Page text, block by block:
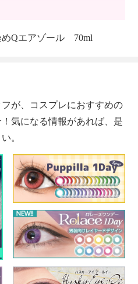
めQエアゾール 70ml
が、コスプレにおすすめの
気になる情報があれば、是
。